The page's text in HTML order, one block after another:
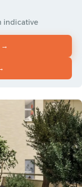
indicative
→